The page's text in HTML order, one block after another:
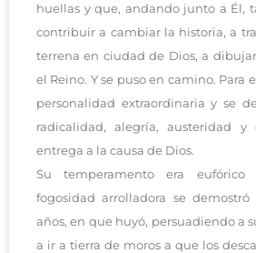
huellas y que, andando junto a Él,
contribuir a cambiar la historia, a
terrena en ciudad de Dios, a
el Reino. Y se puso en camino. Para
personalidad extraordinaria y se
radicalidad, alegría, austeridad y
entrega a la causa de Dios.
Su temperamento era eufórico
fogosidad arrolladora se
años, en que huyó, persuadiendo a
a ir a tierra de moros a que los